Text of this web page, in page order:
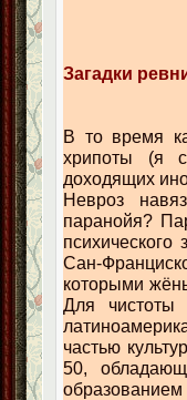
Загадки
В то время
хрипоты (я
доходящих
Невроз
паранойя?
Сан-
которыми
Для чистоты
частью
50,
образованием